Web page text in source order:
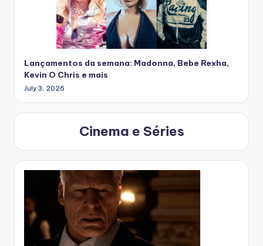
Lançamentos da semana: Madonna, Bebe Rexha,
Kevin O Chris e mais
July 3, 2026
Cinema e Séries